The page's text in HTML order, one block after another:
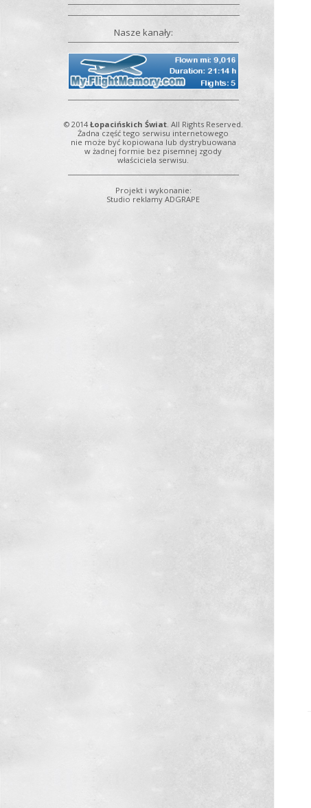
Nasze kanały:
© 2014 Łopacińskich Świat. All Rights Reserved.
Żadna część tego serwisu internetowego
nie może być kopiowana lub dystrybuowana
w żadnej formie bez pisemnej zgody
właściciela serwisu.
Projekt i wykonanie:
Studio reklamy ADGRAPE